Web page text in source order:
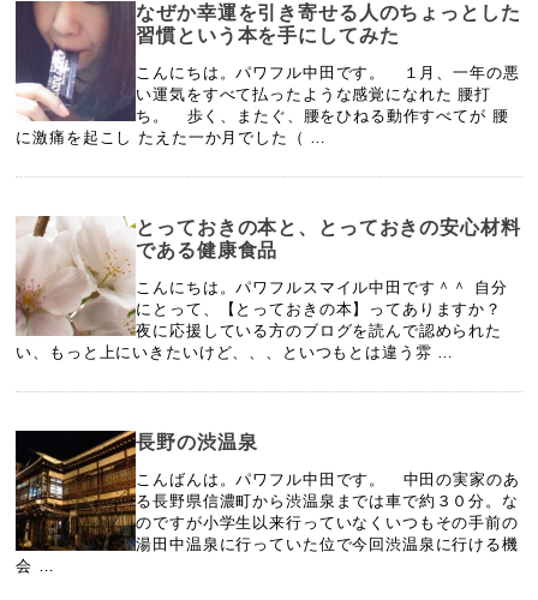
なぜか幸運を引き寄せる人のちょっとした
習慣という本を手にしてみた
こんにちは。パワフル中田です。 １月、一年の悪
い運気をすべて払ったような感覚になれた 腰打
ち。 歩く、またぐ、腰をひねる動作すべてが 腰
に激痛を起こし たえた一か月でした（ …
とっておきの本と、とっておきの安心材料
である健康食品
こんにちは。パワフルスマイル中田です＾＾ 自分
にとって、【とっておきの本】ってありますか？
夜に応援している方のブログを読んで認められた
い、もっと上にいきたいけど、、、といつもとは違う雰 …
長野の渋温泉
こんばんは。パワフル中田です。 中田の実家のあ
る長野県信濃町から渋温泉までは車で約３０分。な
のですが小学生以来行っていなくいつもその手前の
湯田中温泉に行っていた位で今回渋温泉に行ける機
会 …